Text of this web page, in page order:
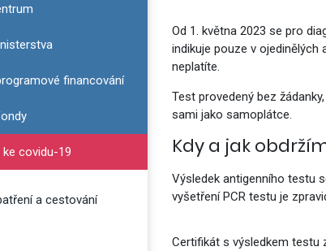
pro Tiskové centrum
pro Agendy ministerstva
pro Dotace a programové financování
financování
pro Evropské fondy
pro Informace ke covidu-19
covidu-19
a cestování
Od 1. května 2023 se pro
indikuje pouze v ojedinělých
neplatíte.
Test provedený bez
sami jako samoplátce.
Kdy a jak
Výsledek antigenního testu
vyšetření PCR testu je
Certifikát s výsledkem testu